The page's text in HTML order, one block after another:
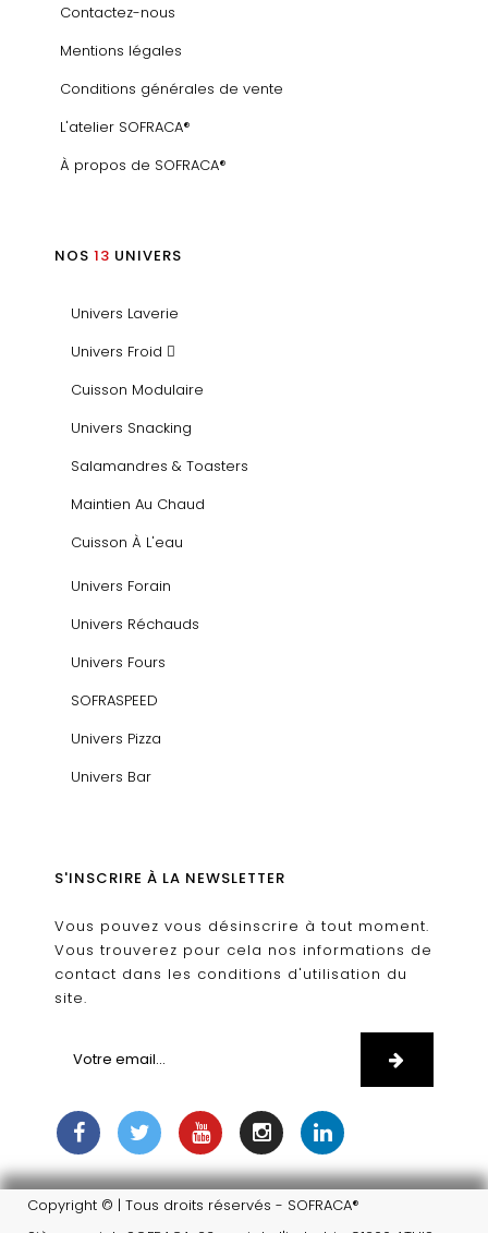
Contactez-nous
Mentions légales
Conditions générales de vente
L'atelier SOFRACA®
À propos de SOFRACA®
NOS 13 UNIVERS
Univers Laverie
Univers Froid
Cuisson Modulaire
Univers Snacking
Salamandres & Toasters
Maintien Au Chaud
Cuisson À L'eau
Univers Forain
Univers Réchauds
Univers Fours
SOFRASPEED
Univers Pizza
Univers Bar
S'INSCRIRE À LA NEWSLETTER
Vous pouvez vous désinscrire à tout moment.
Vous trouverez pour cela nos informations de
contact dans les conditions d'utilisation du
site.
Copyright © | Tous droits réservés - SOFRACA®